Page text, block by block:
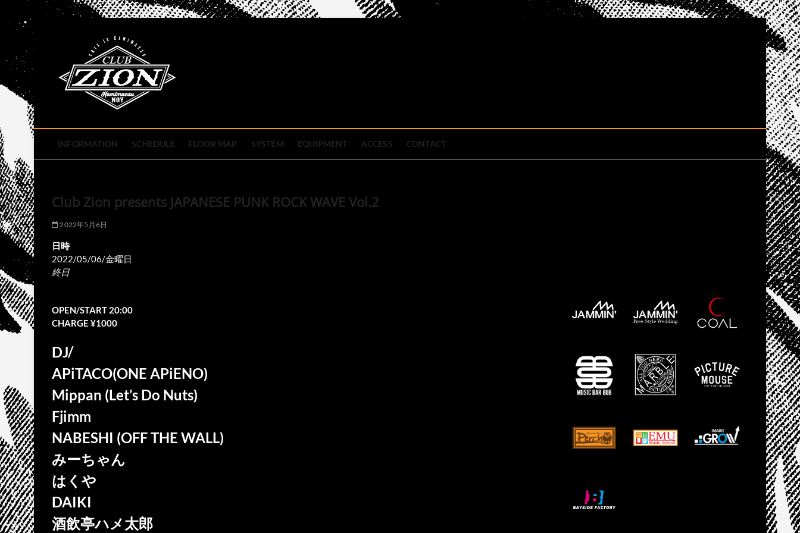
content
INFORMATION SCHEDULE FLOOR MAP SYSTEM EQUIPMENT ACCESS CONTACT
Club Zion presents JAPANESE PUNK ROCK WAVE Vol.2
2022年5月6日
日時
2022/05/06/金曜日
終日
OPEN/START 20:00
CHARGE ¥1000
DJ/
APiTACO(ONE APiENO)
Mippan (Let’s Do Nuts)
Fjimm
NABESHI (OFF THE WALL)
みーちゃん
はくや
DAIKI
酒飲亭ハメ太郎